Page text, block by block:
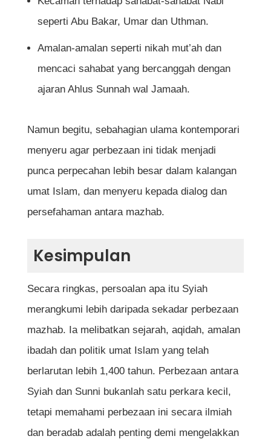
seperti Abu Bakar, Umar dan Uthman.
Amalan-amalan seperti nikah mut’ah dan
mencaci sahabat yang bercanggah dengan
ajaran Ahlus Sunnah wal Jamaah.
Namun begitu, sebahagian ulama kontemporari
menyeru agar perbezaan ini tidak menjadi
punca perpecahan lebih besar dalam kalangan
umat Islam, dan menyeru kepada dialog dan
persefahaman antara mazhab.
Kesimpulan
Secara ringkas, persoalan apa itu Syiah
merangkumi lebih daripada sekadar perbezaan
mazhab. Ia melibatkan sejarah, aqidah, amalan
ibadah dan politik umat Islam yang telah
berlarutan lebih 1,400 tahun. Perbezaan antara
Syiah dan Sunni bukanlah satu perkara kecil,
tetapi memahami perbezaan ini secara ilmiah
dan beradab adalah penting demi mengelakkan